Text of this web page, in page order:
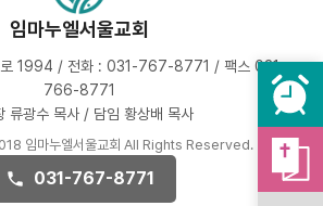
임마누엘서울교회
로 1994 / 전화 : 031-767-8771 / 팩스 031-
766-8771
류광수 목사 / 담임 황상배 목사
임마누엘서울교회 All Rights Reserved.
031-767-8771